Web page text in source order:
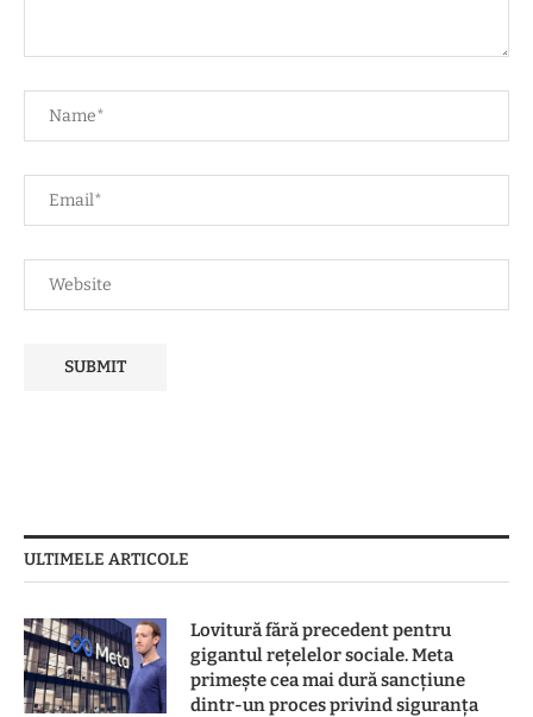
ULTIMELE ARTICOLE
Lovitură fără precedent pentru
gigantul rețelelor sociale. Meta
primește cea mai dură sancțiune
dintr-un proces privind siguranța